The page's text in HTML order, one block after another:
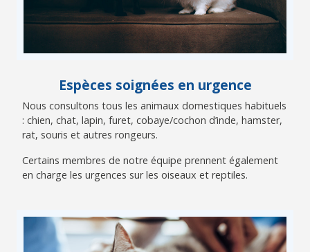
Espèces soignées en urgence
Nous consultons tous les animaux domestiques habituels
: chien, chat, lapin, furet, cobaye/cochon d’inde, hamster,
rat, souris et autres rongeurs.
Certains membres de notre équipe prennent également
en charge les urgences sur les oiseaux et reptiles.